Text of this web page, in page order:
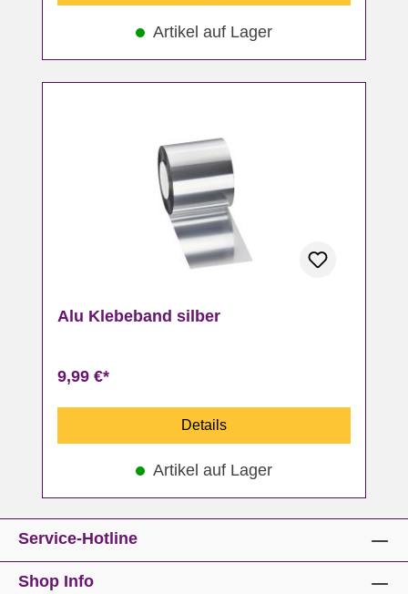
Artikel auf Lager
Alu Klebeband silber
9,99 €*
Details
Artikel auf Lager
Service-Hotline
Shop Info